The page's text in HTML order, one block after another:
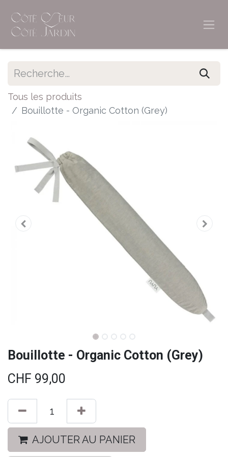
Tous les produits
Bouillotte - Organic Cotton (Grey)
Bouillotte - Organic Cotton (Grey)
CHF 99,00
AJOUTER AU PANIER